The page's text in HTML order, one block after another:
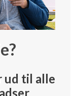
ud til alle